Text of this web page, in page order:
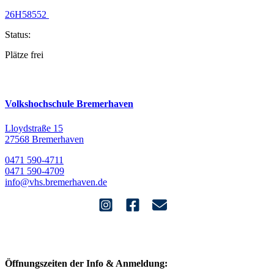
26H58552
Status:
Plätze frei
Volkshochschule Bremerhaven
Lloydstraße 15
27568 Bremerhaven
0471 590-4711
0471 590-4709
info@vhs.bremerhaven.de
Öffnungszeiten der Info & Anmeldung: